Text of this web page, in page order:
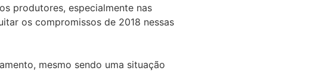
produtores, especialmente nas
os compromissos de 2018 nessas
mesmo sendo uma situação